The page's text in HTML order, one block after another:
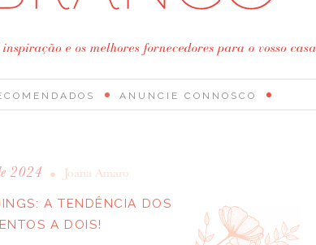
ANUNCIE CONNOSCO
2024 • Joana Amaro
A TENDÊNCIA DOS
A DOIS!